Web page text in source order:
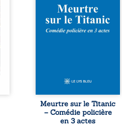
en 1912, un
meurtre est
commis. Le drame
disparaît avec le
tard, la
l’épave fait
resurgir un secret
que l’on croyait
perdu. Dans un
Meurtre sur le Titanic
– Comédie policière
en 3 actes